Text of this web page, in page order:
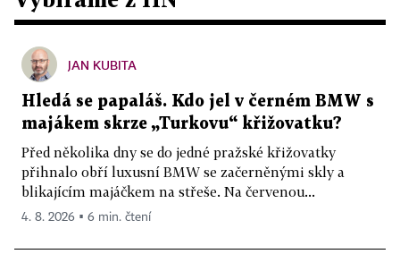
JAN KUBITA
Hledá se papaláš. Kdo jel v černém BMW s
majákem skrze „Turkovu“ křižovatku?
Před několika dny se do jedné pražské křižovatky
přihnalo obří luxusní BMW se začerněnými skly a
blikajícím majáčkem na střeše. Na červenou...
4. 8. 2026 ▪ 6 min. čtení